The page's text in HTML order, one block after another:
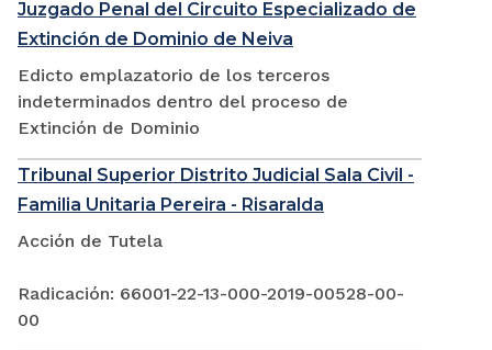
Juzgado Penal del Circuito Especializado de
Extinción de Dominio de Neiva
Edicto emplazatorio de los terceros
indeterminados dentro del proceso de
Extinción de Dominio
Tribunal Superior Distrito Judicial Sala Civil -
Familia Unitaria Pereira - Risaralda
Acción de Tutela
Radicación: 66001-22-13-000-2019-00528-00-
00